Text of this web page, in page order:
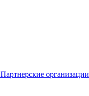
Партнерские организации